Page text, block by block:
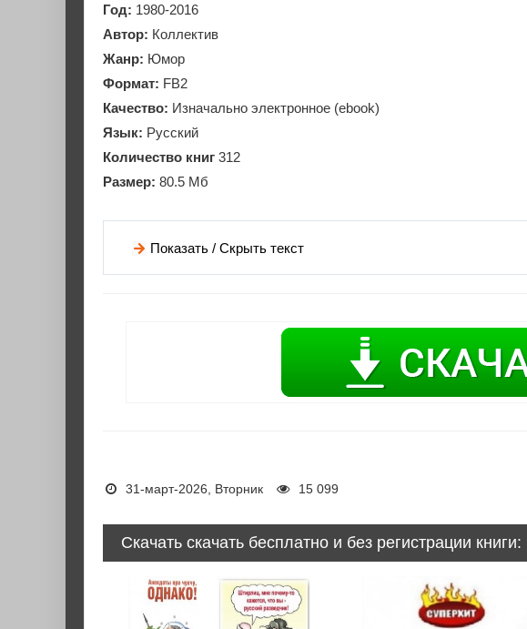
Год: 1980-2016
Автор: Коллектив
Жанр: Юмор
Формат: FB2
Качество: Изначально электронное (ebook)
Язык: Русский
Количество книг 312
Размер: 80.5 Мб
Показать / Скрыть текст
31-март-2026, Вторник 15 099
Скачать скачать бесплатно и без регистрации книги: